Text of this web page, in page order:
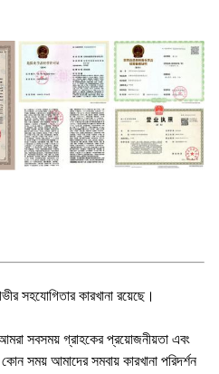
সহযোগিতার কারখানা রয়েছে।
আমরা সবসময় গ্রাহকের প্রয়োজনীয়তা এবং
সময় আমাদের সমবায় কারখানা পরিদর্শন